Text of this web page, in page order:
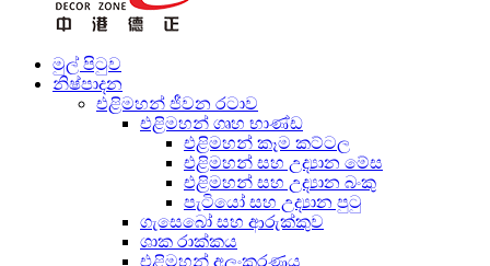
මුල් පිටුව
නිෂ්පාදන
එළිමහන් ජීවන රටාව
එළිමහන් ගෘහ භාණ්ඩ
එළිමහන් කෑම කට්ටල
එළිමහන් සහ උද්‍යාන මේස
එළිමහන් සහ උද්‍යාන බංකු
පැටියෝ සහ උද්‍යාන පුටු
ගැසෙබෝ සහ ආරුක්කුව
ශාක රාක්කය
එළිමහන් අලංකරණය